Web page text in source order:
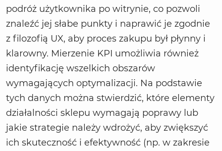
podróż użytkownika po witrynie, co pozwoli
znaleźć jej słabe punkty i naprawić je zgodnie
z filozofią UX, aby proces zakupu był płynny i
klarowny. Mierzenie KPI umożliwia również
identyfikację wszelkich obszarów
wymagających optymalizacji. Na podstawie
tych danych można stwierdzić, które elementy
działalności sklepu wymagają poprawy lub
jakie strategie należy wdrożyć, aby zwiększyć
ich skuteczność i efektywność (np. w zakresie